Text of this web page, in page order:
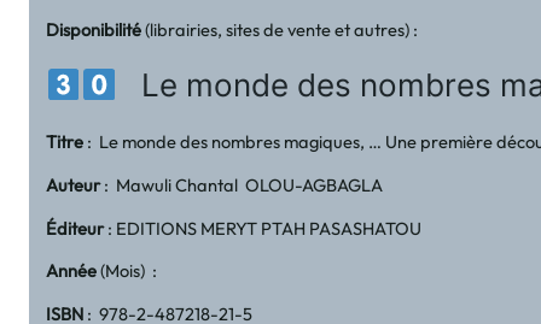
Disponibilité(librairies, sites de vente et autres) :
Le monde des nombres
Titre : Le monde des nombres magiques, … Une première
Auteur: Mawuli Chantal OLOU-AGBAGLA
Éditeur: EDITIONS MERYT PTAH PASASHATOU
Année(Mois) :
ISBN : 978-2-487218-21-5